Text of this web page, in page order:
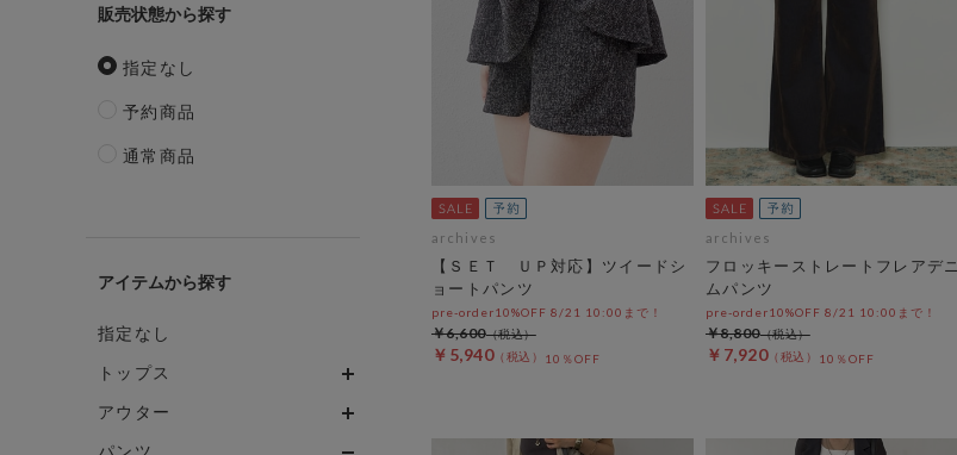
販売状態
指定なし
予約商品
通常商品
アイテム
指定なし
トップス
アウター
パンツ
archives
【ＳＥＴ ＵＰ対応】ツイードシ
ョートパンツ
pre-order10%OFF 8/21 10:00まで！
￥5,940 10％OFF
￥6,600
archives
フロッキーストレートフレアデニ
ムパンツ
pre-order10%OFF 8/21 10:00まで！
￥7,920 10％OFF
￥8,800